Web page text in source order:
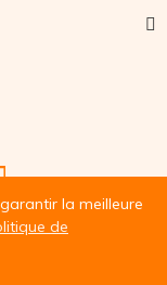
la meilleure
de